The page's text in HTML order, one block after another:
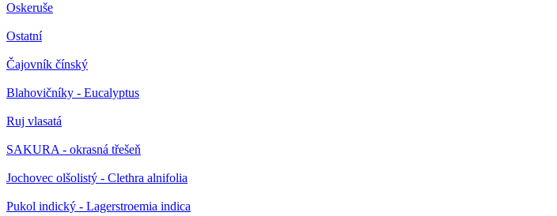
Oskeruše
Ostatní
Čajovník čínský
Blahovičníky - Eucalyptus
Ruj vlasatá
SAKURA - okrasná třešeň
Jochovec olšolistý - Clethra alnifolia
Pukol indický - Lagerstroemia indica